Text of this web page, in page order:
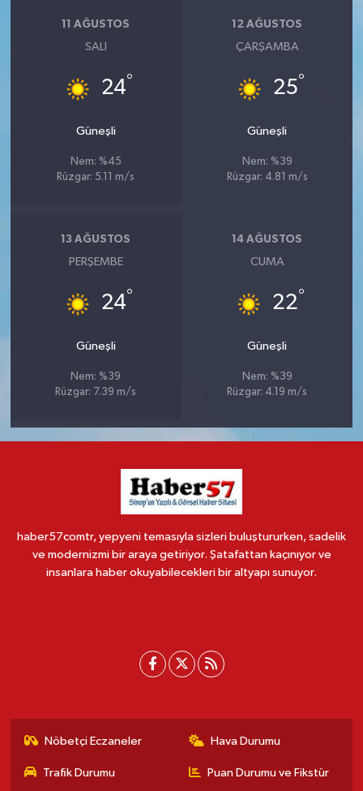
11 AĞUSTOS
SALI
24°
Güneşli
Nem: %45
Rüzgar: 5.11 m/s
12 AĞUSTOS
ÇARŞAMBA
25°
Güneşli
Nem: %39
Rüzgar: 4.81 m/s
13 AĞUSTOS
PERŞEMBE
24°
Güneşli
Nem: %39
Rüzgar: 7.39 m/s
14 AĞUSTOS
CUMA
22°
Güneşli
Nem: %39
Rüzgar: 4.19 m/s
haber57comtr, yepyeni temasıyla sizleri buluştururken, sadelik
ve modernizmi bir araya getiriyor. Şatafattan kaçınıyor ve
insanlara haber okuyabilecekleri bir altyapı sunuyor.
Nöbetçi Eczaneler Hava Durumu
Trafik Durumu Puan Durumu ve Fikstür